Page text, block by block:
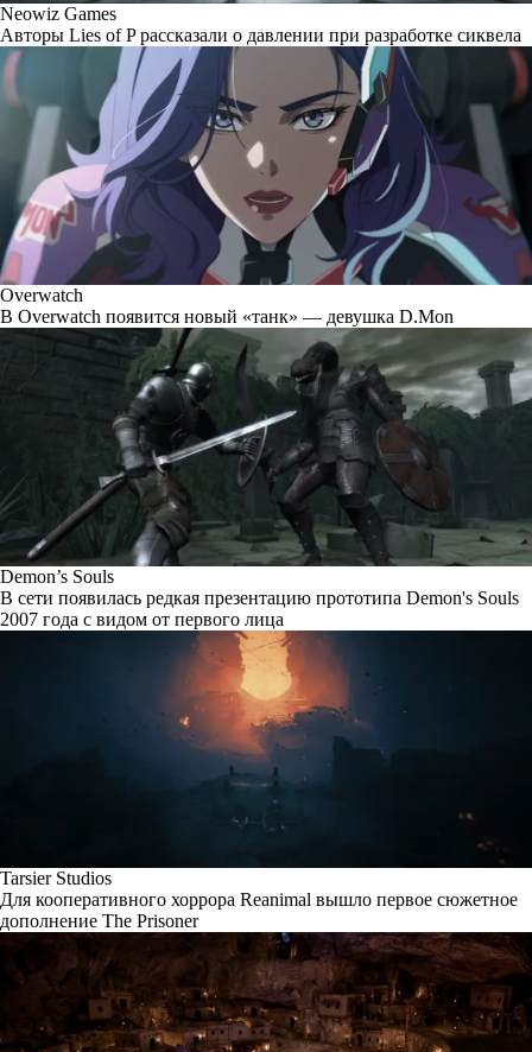
Neowiz Games
Авторы Lies of P рассказали о давлении при разработке сиквела
Overwatch
В Overwatch появится новый «танк» — девушка D.Mon
Demon’s Souls
В сети появилась редкая презентацию прототипа Demon's Souls
2007 года с видом от первого лица
Tarsier Studios
Для кооперативного хоррора Reanimal вышло первое сюжетное
дополнение The Prisoner